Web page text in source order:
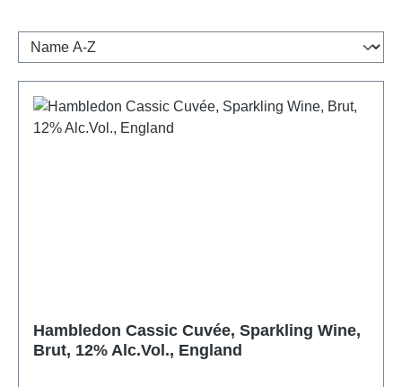
Hambledon Cassic Cuvée, Sparkling Wine,
Brut, 12% Alc.Vol., England